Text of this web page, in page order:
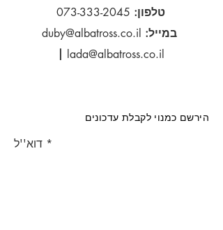
טלפון: 073-333-2045
במייל: duby@albatross.co.il
| lada@albatross.co.il
הירשם כמנוי לקבלת עדכונים
דוא''ל